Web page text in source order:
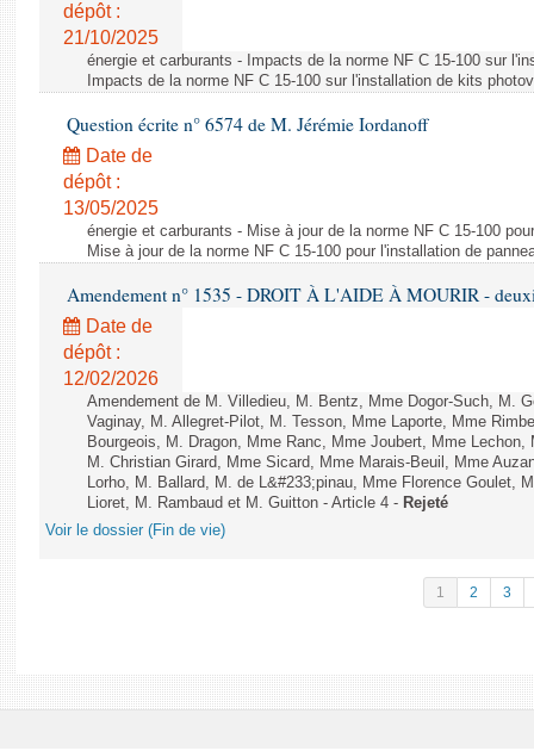
dépôt :
21/10/2025
énergie et carburants - Impacts de la norme NF C 15-100 sur
Impacts de la norme NF C 15-100 sur l'installation de kits
Question écrite n° 6574 de M. Jérémie Iordanoff
Date de
dépôt :
13/05/2025
énergie et carburants - Mise à jour de la norme NF C 15-100
Mise à jour de la norme NF C 15-100 pour l'installation de
Amendement n° 1535 - DROIT À L'AIDE À MOURIR -
Date de
dépôt :
12/02/2026
Amendement de M. Villedieu, M. Bentz, Mme Dogor-Such, M.
Vaginay, M. Allegret-Pilot, M. Tesson, Mme Laporte, Mme
Bourgeois, M. Dragon, Mme Ranc, Mme Joubert, Mme
M. Christian Girard, Mme Sicard, Mme Marais-Beuil, Mme
Lorho, M. Ballard, M. de L&#233;pinau, Mme Florence Goulet,
Lioret, M. Rambaud et M. Guitton - Article 4 - Rejeté
Voir le dossier (Fin de vie)
1 2 3